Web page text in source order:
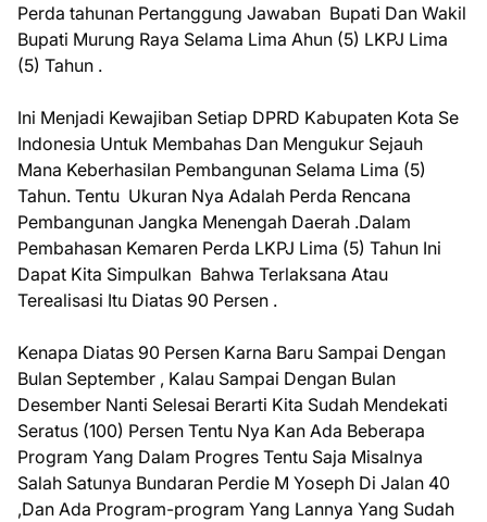
Perda tahunan Pertanggung Jawaban Bupati Dan Wakil
Bupati Murung Raya Selama Lima Ahun (5) LKPJ Lima
(5) Tahun .
Ini Menjadi Kewajiban Setiap DPRD Kabupaten Kota Se
Indonesia Untuk Membahas Dan Mengukur Sejauh
Mana Keberhasilan Pembangunan Selama Lima (5)
Tahun. Tentu Ukuran Nya Adalah Perda Rencana
Pembangunan Jangka Menengah Daerah .Dalam
Pembahasan Kemaren Perda LKPJ Lima (5) Tahun Ini
Dapat Kita Simpulkan Bahwa Terlaksana Atau
Terealisasi Itu Diatas 90 Persen .
Kenapa Diatas 90 Persen Karna Baru Sampai Dengan
Bulan September , Kalau Sampai Dengan Bulan
Desember Nanti Selesai Berarti Kita Sudah Mendekati
Seratus (100) Persen Tentu Nya Kan Ada Beberapa
Program Yang Dalam Progres Tentu Saja Misalnya
Salah Satunya Bundaran Perdie M Yoseph Di Jalan 40
,Dan Ada Program-program Yang Lannya Yang Sudah